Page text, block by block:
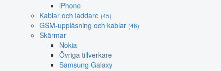
iPhone
Kablar och laddare (45)
GSM-upplåsning och kablar (46)
Skärmar
Nokia
Övriga tillverkare
Samsung Galaxy